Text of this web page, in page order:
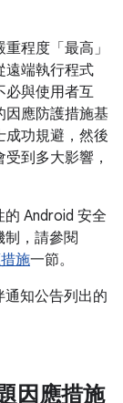
程度「最高」
遠端執行程式
必與使用者互
因應防護措施基
成功規避，然後
到多大影響，
Android 安全
，請參閱
施一節。
知公告列出的
因應措施